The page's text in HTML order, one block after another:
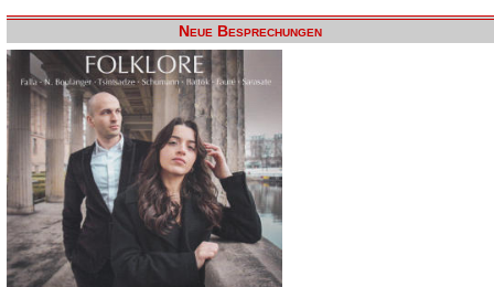
Neue Besprechungen